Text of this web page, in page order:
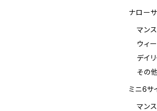
ナロー
マン
ウィ
デイ
その
ミニ6サ
マン